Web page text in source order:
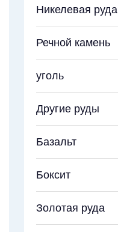
Никелевая руда
Речной камень
уголь
Другие руды
Базальт
Боксит
Золотая руда